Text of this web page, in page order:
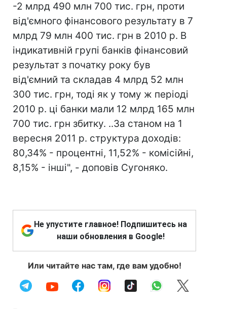
-2 млрд 490 млн 700 тис. грн, проти
від'ємного фінансового результату в 7
млрд 79 млн 400 тис. грн в 2010 р. В
індикативній групі банків фінансовий
результат з початку року був
від'ємний та складав 4 млрд 52 млн
300 тис. грн, тоді як у тому ж періоді
2010 р. ці банки мали 12 млрд 165 млн
700 тис. грн збитку. ..За станом на 1
вересня 2011 р. структура доходів:
80,34% - процентні, 11,52% - комісійні,
8,15% - інші", - доповів Сугоняко.
Не упустите главное! Подпишитесь на
наши обновления в Google!
Или читайте нас там, где вам удобно!